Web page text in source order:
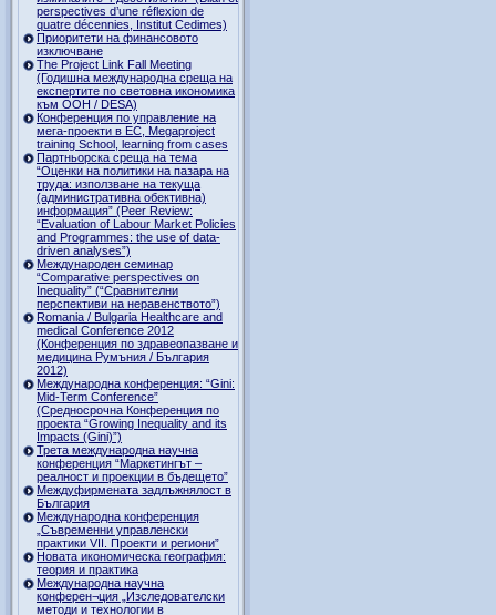
perspectives d’une réflexion de
quatre décennies, Institut Cedimes)
Приоритети на финансовото
изключване
The Project Link Fall Meeting
(Годишна международна среща на
експертите по световна икономика
към ООН / DESA)
Конференция по управление на
мега-проекти в ЕС, Megaproject
training School, learning from cases
Партньорска среща на тема
“Оценки на политики на пазара на
труда: използване на текуща
(административна обективна)
информация” (Peer Review:
“Evaluation of Labour Market Policies
and Programmes: the use of data-
driven analyses”)
Международен семинар
“Comparative perspectives on
Inequality” (“Сравнителни
перспективи на неравенството”)
Romania / Bulgaria Healthcare and
medical Conference 2012
(Конференция по здравеопазване и
медицина Румъния / България
2012)
Международна конференция: “Gini:
Mid-Term Conference”
(Средносрочна Конференция по
проекта “Growing Inequality and its
Impacts (Gini)”)
Трета международна научна
конференция “Маркетингът –
реалност и проекции в бъдещето”
Междуфирмената задлъжнялост в
България
Международна конференция
„Съвременни управленски
практики VII. Проекти и региони”
Новата икономическа география:
теория и практика
Международна научна
конферен¬ция „Изследователски
методи и технологии в